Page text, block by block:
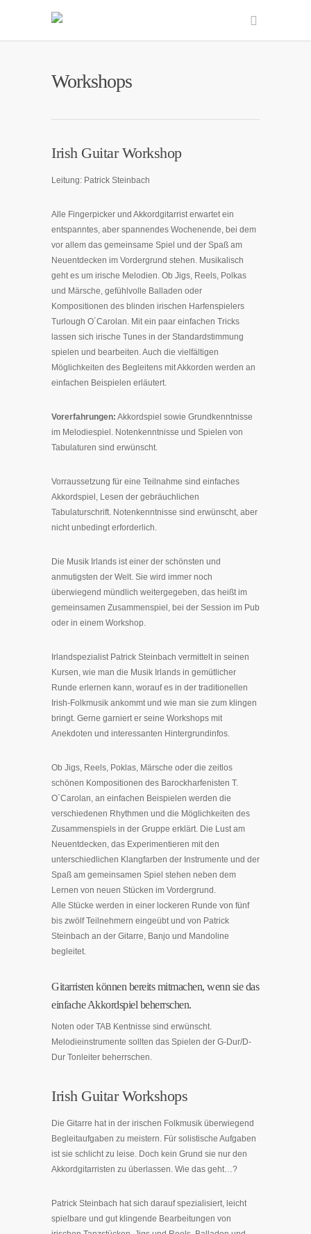
Workshops
Irish Guitar Workshop
Leitung: Patrick Steinbach
Alle Fingerpicker und Akkordgitarrist erwartet ein
entspanntes, aber spannendes Wochenende, bei dem
vor allem das gemeinsame Spiel und der Spaß am
Neuentdecken im Vordergrund stehen. Musikalisch
geht es um irische Melodien. Ob Jigs, Reels, Polkas
und Märsche, gefühlvolle Balladen oder
Kompositionen des blinden irischen Harfenspielers
Turlough O´Carolan. Mit ein paar einfachen Tricks
lassen sich irische Tunes in der Standardstimmung
spielen und bearbeiten. Auch die vielfältigen
Möglichkeiten des Begleitens mit Akkorden werden an
einfachen Beispielen erläutert.
Vorerfahrungen: Akkordspiel sowie Grundkenntnisse
im Melodiespiel. Notenkenntnisse und Spielen von
Tabulaturen sind erwünscht.
Vorraussetzung für eine Teilnahme sind einfaches
Akkordspiel, Lesen der gebräuchlichen
Tabulaturschrift. Notenkenntnisse sind erwünscht, aber
nicht unbedingt erforderlich.
Die Musik Irlands ist einer der schönsten und
anmutigsten der Welt. Sie wird immer noch
überwiegend mündlich weitergegeben, das heißt im
gemeinsamen Zusammenspiel, bei der Session im Pub
oder in einem Workshop.
Irlandspezialist Patrick Steinbach vermittelt in seinen
Kursen, wie man die Musik Irlands in gemütlicher
Runde erlernen kann, worauf es in der traditionellen
Irish-Folkmusik ankommt und wie man sie zum klingen
bringt. Gerne garniert er seine Workshops mit
Anekdoten und interessanten Hintergrundinfos.
Ob Jigs, Reels, Poklas, Märsche oder die zeitlos
schönen Kompositionen des Barockharfenisten T.
O`Carolan, an einfachen Beispielen werden die
verschiedenen Rhythmen und die Möglichkeiten des
Zusammenspiels in der Gruppe erklärt. Die Lust am
Neuentdecken, das Experimentieren mit den
unterschiedlichen Klangfarben der Instrumente und der
Spaß am gemeinsamen Spiel stehen neben dem
Lernen von neuen Stücken im Vordergrund.
Alle Stücke werden in einer lockeren Runde von fünf
bis zwölf Teilnehmern eingeübt und von Patrick
Steinbach an der Gitarre, Banjo und Mandoline
begleitet.
Gitarristen können bereits mitmachen, wenn sie das
einfache Akkordspiel beherrschen.
Noten oder TAB Kentnisse sind erwünscht.
Melodieinstrumente sollten das Spielen der G-Dur/D-
Dur Tonleiter beherrschen.
Irish Guitar Workshops
Die Gitarre hat in der irischen Folkmusik überwiegend
Begleitaufgaben zu meistern. Für solistische Aufgaben
ist sie schlicht zu leise. Doch kein Grund sie nur den
Akkordgitarristen zu überlassen. Wie das geht…?
Patrick Steinbach hat sich darauf spezialisiert, leicht
spielbare und gut klingende Bearbeitungen von